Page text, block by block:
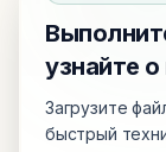
узнайте
Загрузите
быстрый